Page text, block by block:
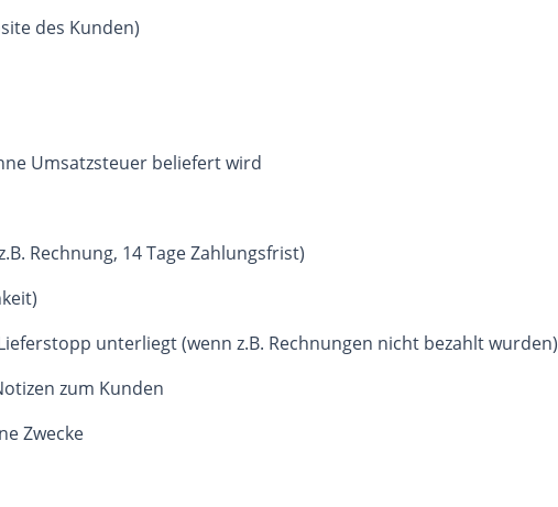
des Kunden)
Umsatzsteuer beliefert wird
Rechnung, 14 Tage Zahlungsfrist)
unterliegt (wenn z.B. Rechnungen nicht bezahlt wurden)
zum Kunden
Zwecke